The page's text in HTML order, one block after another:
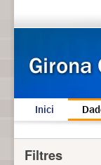
Inici
Filtres